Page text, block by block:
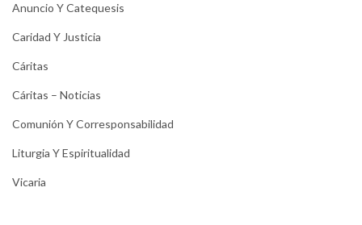
Anuncio Y Catequesis
Caridad Y Justicia
Cáritas
Cáritas – Noticias
Comunión Y Corresponsabilidad
Liturgia Y Espiritualidad
Vicaria